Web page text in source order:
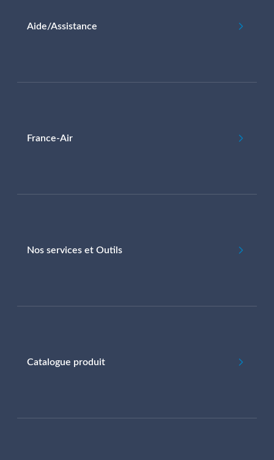
Aide/Assistance
France-Air
Nos services et Outils
Catalogue produit